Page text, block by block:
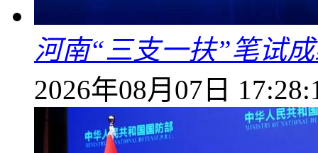
河南“三支一扶”笔试
2026年08月07日